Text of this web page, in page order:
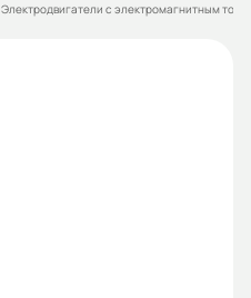
Электродвигатели с электромагнитным